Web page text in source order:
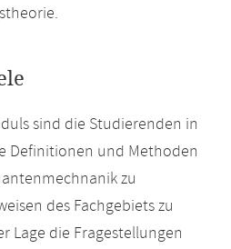
sind die Studierenden in
Definitionen und Methoden
zu
des Fachgebiets zu
Lage die Fragestellungen